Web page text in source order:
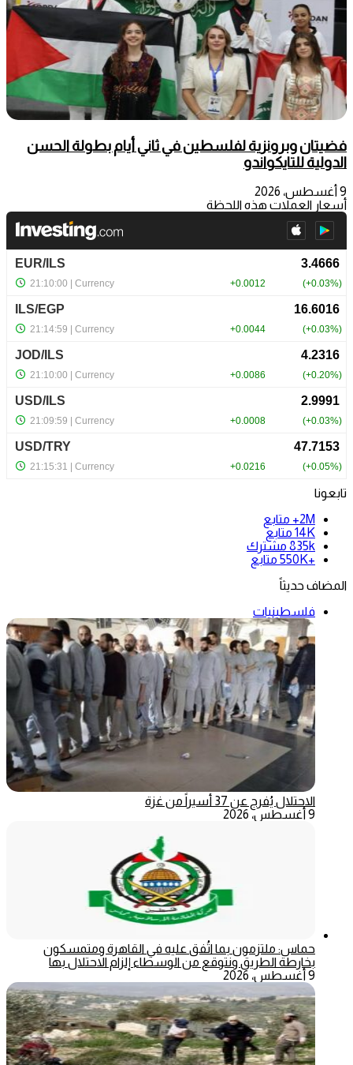
فضيتان وبرونزية لفلسطين في ثاني أيام بطولة الحسن
الدولية للتايكواندو
9 أغسطس، 2026
أسعار العملات هذه اللحظة
تابعونا
2M+
متابع
14K متابع
835k مشترك
+550K
متابع
المضاف حديثاً
فلسطينيات
الاحتلال يُفرج عن 37 أسيراً من غزة
9 أغسطس، 2026
حماس: ملتزمون بما اتُفق عليه في القاهرة ومتمسكون
بخارطة الطريق ونتوقع من الوسطاء إلزام الاحتلال بها
9 أغسطس، 2026